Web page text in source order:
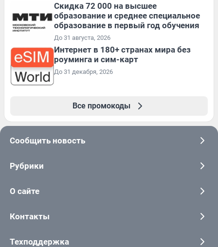
Скидка 72 000 на высшее
образование и среднее специальное
образование в первый год обучения
До 31 августа, 2026
Интернет в 180+ странах мира без
роуминга и сим-карт
До 31 декабря, 2026
Все промокоды
Сообщить новость
Рубрики
О сайте
Контакты
Техподдержка